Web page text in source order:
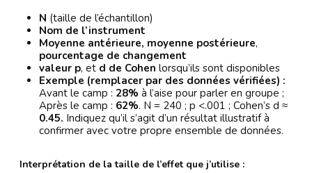
N (taille de l’échantillon)
Nom de l’instrument
Moyenne antérieure, moyenne postérieure,
pourcentage de changement
valeur p, et d de Cohen lorsqu’ils sont disponibles
Exemple (remplacer par des données vérifiées) :
Avant le camp : 28% à l’aise pour parler en groupe ;
Après le camp : 62%. N = 240 ; p <.001 ; Cohen’s d ≈
0.45. Indiquez qu’il s’agit d’un résultat illustratif à
confirmer avec votre propre ensemble de données.
Interprétation de la taille de l’effet que j’utilise :